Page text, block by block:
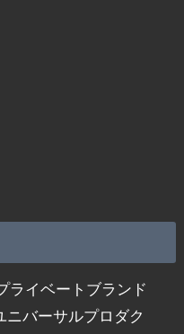
ライベートブランド
ニバーサルプロダク